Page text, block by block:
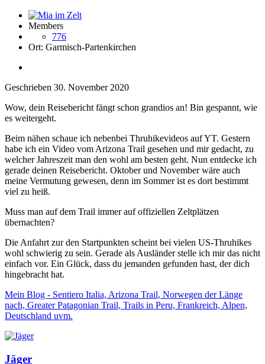
Members
776
Ort: Garmisch-Partenkirchen
Geschrieben 30. November 2020
Wow, dein Reisebericht fängt schon grandios an! Bin gespannt, wie
es weitergeht.
Beim nähen schaue ich nebenbei Thruhikevideos auf YT. Gestern
habe ich ein Video vom Arizona Trail gesehen und mir gedacht, zu
welcher Jahreszeit man den wohl am besten geht. Nun entdecke ich
gerade deinen Reisebericht. Oktober und November wäre auch
meine Vermutung gewesen, denn im Sommer ist es dort bestimmt
viel zu heiß.
Muss man auf dem Trail immer auf offiziellen Zeltplätzen
übernachten?
Die Anfahrt zur den Startpunkten scheint bei vielen US-Thruhikes
wohl schwierig zu sein. Gerade als Ausländer stelle ich mir das nicht
einfach vor. Ein Glück, dass du jemanden gefunden hast, der dich
hingebracht hat.
Mein Blog - Sentiero Italia, Arizona Trail, Norwegen der Länge
nach, Greater Patagonian Trail, Trails in Peru, Frankreich, Alpen,
Deutschland uvm.
Jäger